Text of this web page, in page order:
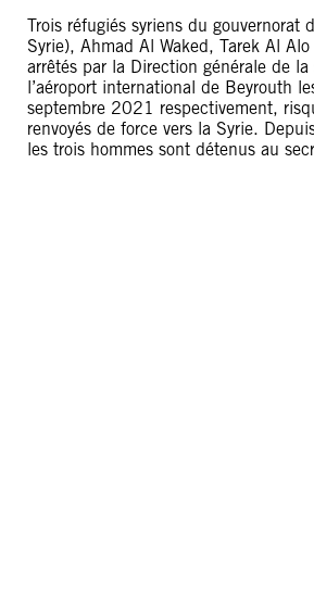
Trois réfugiés syriens du gouvernorat
Syrie), Ahmad Al Waked, Tarek Al
arrêtés par la Direction générale de la
l’aéroport international de Beyrouth
septembre 2021 respectivement,
renvoyés de force vers la Syrie.
les trois hommes sont détenus au